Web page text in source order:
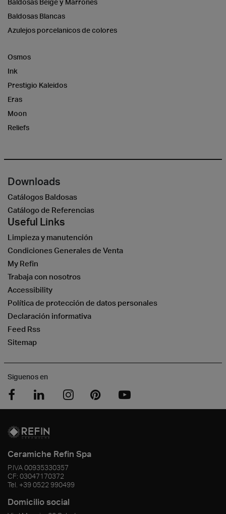
Baldosas Beige y Marrones
Baldosas Blancas
Azulejos porcelanicos de colores
Osmos
Ink
Prestigio Kaleidos
Eras
Moon
Reliefs
Downloads
Catálogos Baldosas
Catálogo de Referencias
Useful Links
Limpieza y manutención
Condiciones Generales de Venta
My Refin
Trabaja con nosotros
Accessibility
Política de protección de datos personales
Declaración informativa
Feed Rss
Sitemap
Siguenos en
Ceramiche Refin Spa
P.IVA00935330357
CF: 03047170372
Tel. +39 0522 990499
Domicilio social